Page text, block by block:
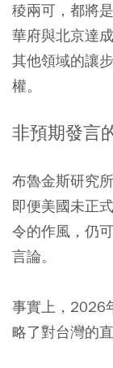
稜兩可，都將
華府與北京達
其他領域的讓
權。
非預期發言
布魯金斯研究
即便美國未正
令的作風，仍
言論。
事實上，2026
略了對台灣的直